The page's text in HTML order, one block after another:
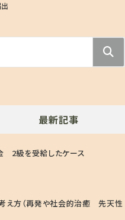
最新記事
2級を受給したケース
え方（再発や社会的治癒 先天性